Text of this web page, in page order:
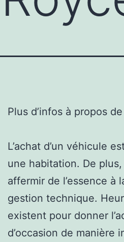
Plus d’infos à propos de
L’achat d’un véhicule
une habitation. De plus,
affermir de l’essence à
gestion technique.
existent pour donner
d’occasion de